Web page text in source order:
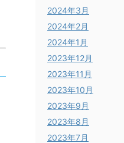
2024年3月
2024年2月
2024年1月
2023年12月
2023年11月
2023年10月
2023年9月
2023年8月
2023年7月